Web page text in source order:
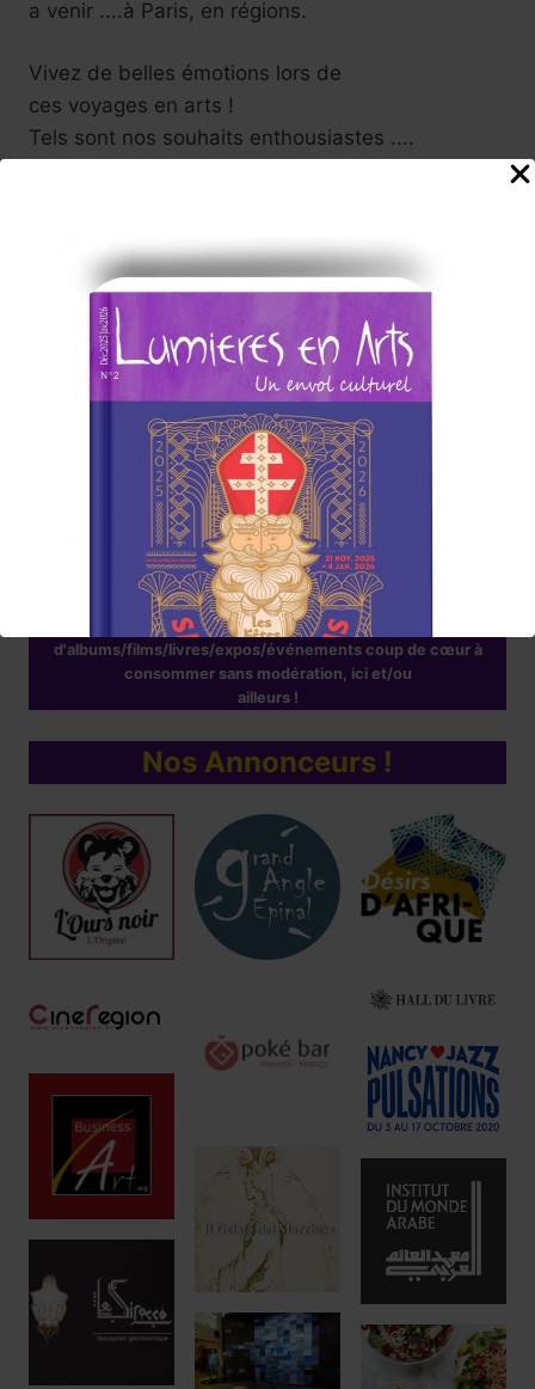
Réservez !
a venir ....à Paris, en régions.
Vivez de belles émotions lors de
ces voyages en arts !
Tels sont nos souhaits enthousiastes ....
Carine, et toute l'équipe
de rédaction du Magazine
Abonnez-vous à la Newsletter
Lumières en Arts
www.lumieresenarts.fr
@lumieresenartsofficiel
« DEMANDEZ LE PROGRAMME »
Chaque mois la rédaction de Lumières en Arts vous proposera
une sélection
d'albums/films/livres/expos/événements coup de cœur à
consommer sans modération, ici et/ou
ailleurs !
Nos Annonceurs !